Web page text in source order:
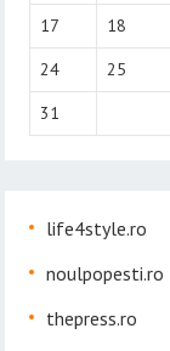
17
18
24
25
31
life4style.ro
noulpopesti.ro
thepress.ro